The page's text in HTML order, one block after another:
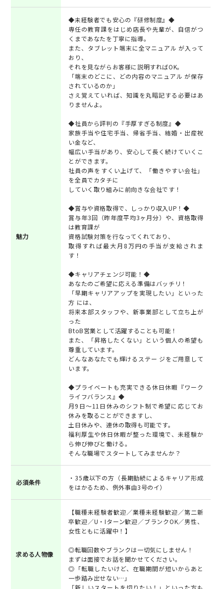
魅力
◆未経験者でも安心の『研修制度』◆
専任の教育課をはじめ店長や先輩が、自信がつ
くまであなたを丁寧に指導。
また、タブレット端末に全マニュアル が入って
おり、
それを見ながらお客様に説明すればOK。
「端末のどこに、どの内容のマニュアル が保存
されているのか」
さえ覚えていれば、知識を丸暗記する必要はあ
りませんよ。
◆社員から評判の『手厚すぎる制度』◆
家族手当や住宅手当、帰省手当、結婚・出産祝
い金など、
幅広い手当があり、安心して長く続けていくこ
とができます。
社員の声をすくい上げて、「働きやすい会社」
を全員でカタチに
していく取り組みに前向きな会社です！
◆賞与や資格取得で、しっかり収入UP！◆
賞与年3回（昨年度平均3ヶ月分）や、資格取得
は教育課が
資格試験対策を行なってくれており、
取得すれば最大月8万円の手当が支給されま
す！
◆キャリアチェンジ可能！◆
あなたのご希望に応える準備はバッチリ！
「早期キャリアアップを実現したい」といった
方 には、
将来本部スタッフや、新事業部として立ち上が
った
BtoB営業として活躍することも可能！
また、「昇格したくない」という個人の希望も
尊重しています。
どんなあなたでも輝けるステー ジをご用意して
います。
◆プライベートも充実できる休日休暇『ワーク
ライフバランス』◆
月9日～11日休みのシフト制で希望に応じてお
休みを取ることができますし、
土日休みや、連休の取得も可能です。
福利厚生や休日休暇が整った環境で、未経験か
ら伸び伸びと働ける。
そんな職場でスタートしてみませんか？
必須条件
・35歳以下の方（長期勤続によるキャリア形成
をはかるため、例外事由3号のイ）
求める人物像
【職種未経験者歓迎／業種未経験歓迎／第二新
卒歓迎／U・Iターン歓迎／ブランクOK／男性、
女性ともに活躍中！】
◎転職回数やブランクは一切気にしません！
まずは面接でお話を聞かせてください。
◎「転職したいけど、在職期間が短いからあと
一歩踏み出せない…」